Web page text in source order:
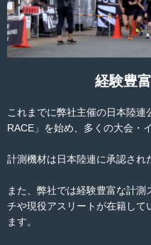
経験豊
これまでに弊社主催の日本陸
RACE」を始め、多くの大会・
計測機材は日本陸連に承認され
また、弊社では経験豊富な計
チや現役アスリートが在籍して
ます。